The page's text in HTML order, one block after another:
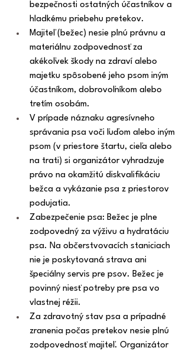
bezpečnosti ostatných účastníkov a
hladkému priebehu pretekov.
Majiteľ (bežec) nesie plnú právnu a
materiálnu zodpovednosť za
akékoľvek škody na zdraví alebo
majetku spôsobené jeho psom iným
účastníkom, dobrovoľníkom alebo
tretím osobám.
V prípade náznaku agresívneho
správania psa voči ľuďom alebo iným
psom (v priestore štartu, cieľa alebo
na trati) si organizátor vyhradzuje
právo na okamžitú diskvalifikáciu
bežca a vykázanie psa z priestorov
podujatia.
Zabezpečenie psa: Bežec je plne
zodpovedný za výživu a hydratáciu
psa. Na občerstvovacích staniciach
nie je poskytovaná strava ani
špeciálny servis pre psov. Bežec je
povinný niesť potreby pre psa vo
vlastnej réžii.
Za zdravotný stav psa a prípadné
zranenia počas pretekov nesie plnú
zodpovednosť majiteľ. Organizátor